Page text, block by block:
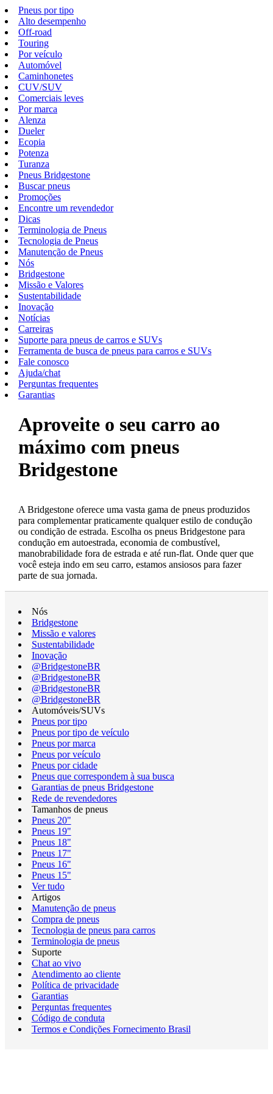
Pneus por tipo
Alto desempenho
Off-road
Touring
Por veículo
Automóvel
Caminhonetes
CUV/SUV
Comerciais leves
Por marca
Alenza
Dueler
Ecopia
Potenza
Turanza
Pneus Bridgestone
Buscar pneus
Promoções
Encontre um revendedor
Dicas
Terminologia de Pneus
Tecnologia de Pneus
Manutenção de Pneus
Nós
Bridgestone
Missão e Valores
Sustentabilidade
Inovação
Notícias
Carreiras
Suporte para pneus de carros e SUVs
Ferramenta de busca de pneus para carros e SUVs
Fale conosco
Ajuda/chat
Perguntas frequentes
Garantias
Aproveite o seu carro ao
máximo com pneus
Bridgestone
A Bridgestone oferece uma vasta gama de pneus produzidos
para complementar praticamente qualquer estilo de condução
ou condição de estrada. Escolha os pneus Bridgestone para
condução em autoestrada, economia de combustível,
manobrabilidade fora de estrada e até run-flat. Onde quer que
você esteja indo em seu carro, estamos ansiosos para fazer
parte de sua jornada.
Nós
Bridgestone
Missão e valores
Sustentabilidade
Inovação
@BridgestoneBR
@BridgestoneBR
@BridgestoneBR
@BridgestoneBR
Automóveis/SUVs
Pneus por tipo
Pneus por tipo de veículo
Pneus por marca
Pneus por veículo
Pneus por cidade
Pneus que correspondem à sua busca
Garantias de pneus Bridgestone
Rede de revendedores
Tamanhos de pneus
Pneus 20"
Pneus 19"
Pneus 18"
Pneus 17"
Pneus 16"
Pneus 15"
Ver tudo
Artigos
Manutenção de pneus
Compra de pneus
Tecnologia de pneus para carros
Terminologia de pneus
Suporte
Chat ao vivo
Atendimento ao cliente
Política de privacidade
Garantias
Perguntas frequentes
Código de conduta
Termos e Condições Fornecimento Brasil